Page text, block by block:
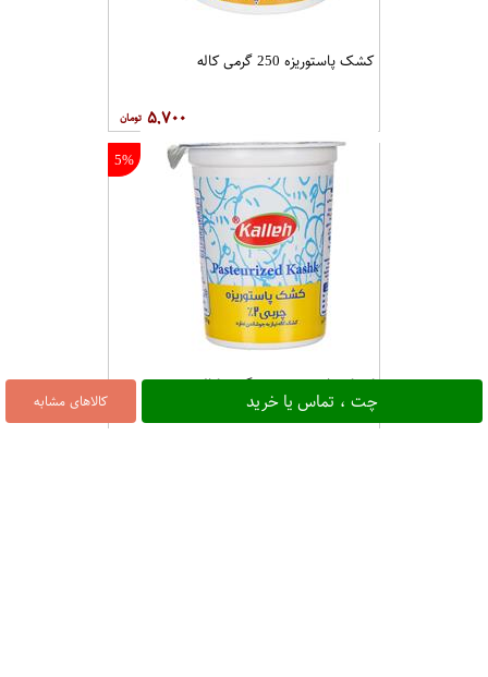
کالاهای مشابه چت ، تماس یا خرید
کشک پاستوریزه 250 گرمی کاله
۵,۷۰۰
5%
کشک پاستوریزه 450 گرمی کاله